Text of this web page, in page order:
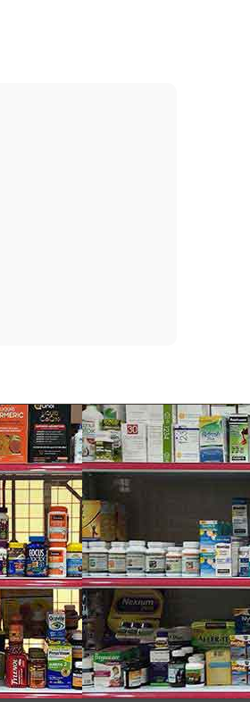
thuật để các sợi tóc
một đường cạo sạch,
cũng hữu ích trong việc